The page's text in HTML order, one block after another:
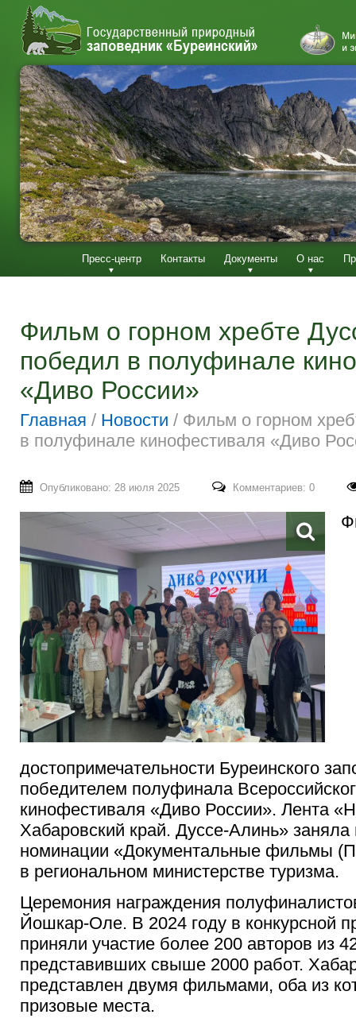
Пресс-центр Контакты Документы О нас
Фильм о горном хребте
победил в полуфинале
«Диво России»
Главная / Новости / Фильм о горном
в полуфинале кинофестиваля «Диво
Опубликовано: 28 июля 2025 Комментариев: 0
достопримечательности Буреинского
победителем полуфинала
кинофестиваля «Диво России». Лента
Хабаровский край. Дуссе-Алинь»
номинации «Документальные фильмы
в региональном министерстве туризма.
Церемония награждения
Йошкар-Оле. В 2024 году в конкурсной
приняли участие более 200 авторов из
представивших свыше 2000 работ.
представлен двумя фильмами, оба из
призовые места.